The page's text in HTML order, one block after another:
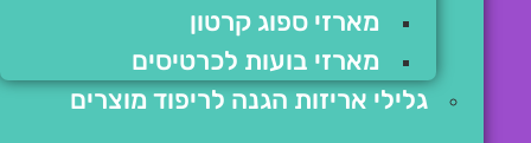
מארזי ספוג קרטון
מארזי בועות לכרטיסים
גלילי אריזות הגנה לריפוד מוצרים